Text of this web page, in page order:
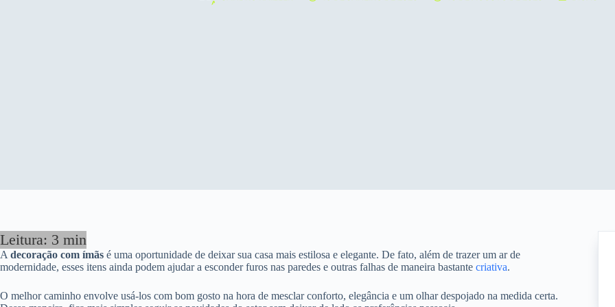
A decoração com ímãs é uma oportunidade de deixar sua casa mais estilosa e elegante. De fato, além de trazer um ar de
modernidade, esses itens ainda podem ajudar a esconder furos nas paredes e outras falhas de maneira bastante criativa.
O melhor caminho envolve usá-los com bom gosto na hora de mesclar conforto, elegância e um olhar despojado na medida certa.